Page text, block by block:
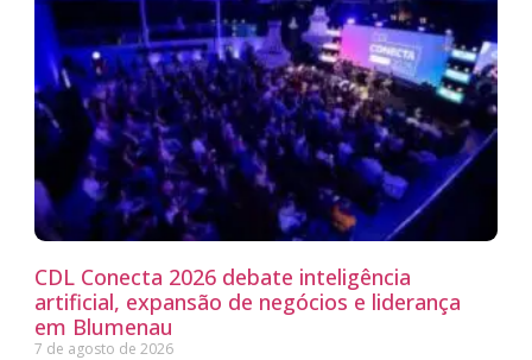
CDL Conecta 2026 debate inteligência
artificial, expansão de negócios e liderança
em Blumenau
7 de agosto de 2026